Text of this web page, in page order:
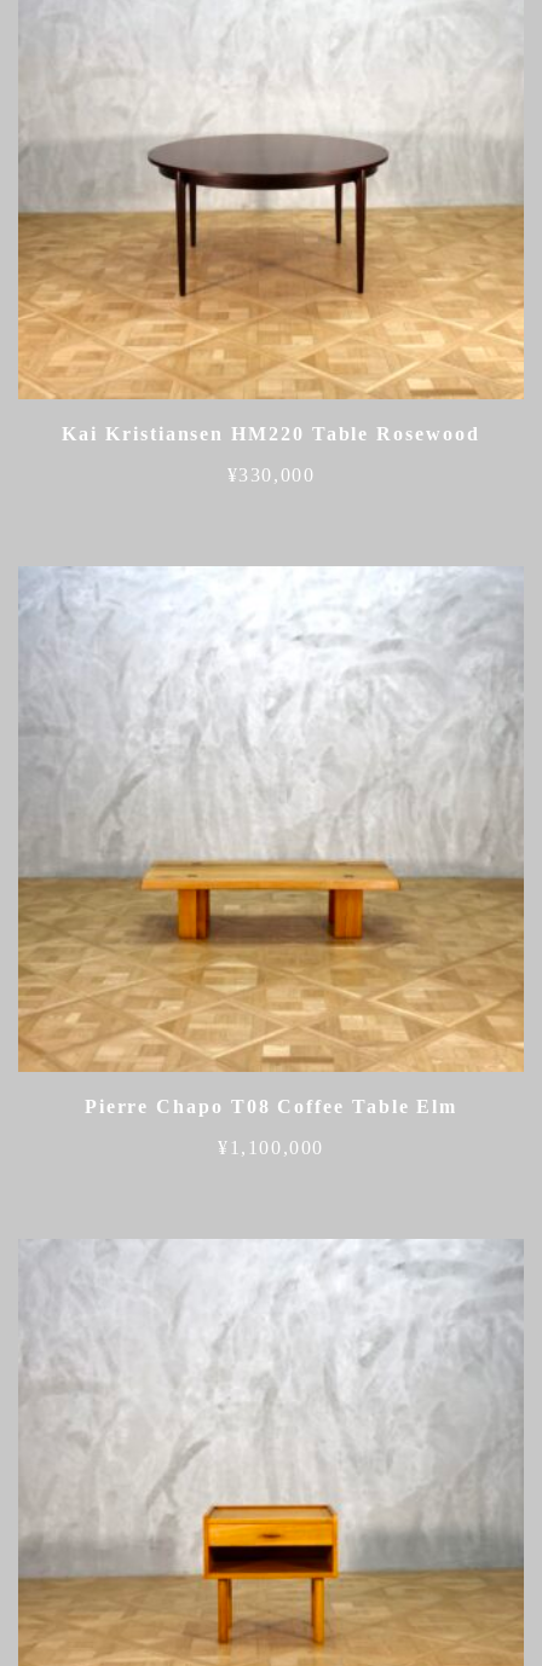
Kai Kristiansen HM220 Table Rosewood
¥330,000
Pierre Chapo T08 Coffee Table Elm
¥ 1,100,000